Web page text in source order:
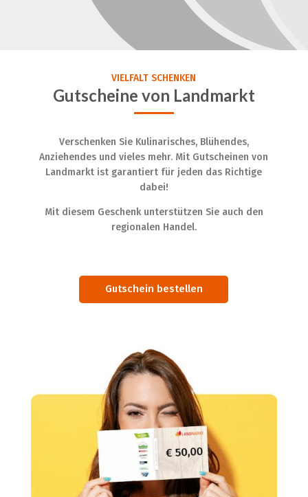
VIELFALT SCHENKEN
Gutscheine von Landmarkt
Verschenken Sie Kulinarisches, Blühendes,
Anziehendes und vieles mehr. Mit Gutscheinen von
Landmarkt ist garantiert für jeden das Richtige
dabei!
Mit diesem Geschenk unterstützen Sie auch den
regionalen Handel.
Gutschein bestellen